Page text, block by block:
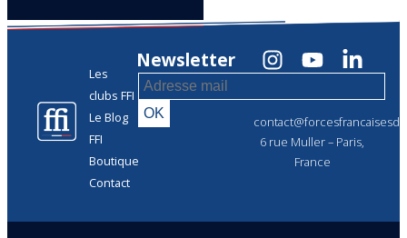
Les
clubs FFI
Le Blog
FFI
Boutique
Contact
6 rue Muller – Paris,
France
Newsletter